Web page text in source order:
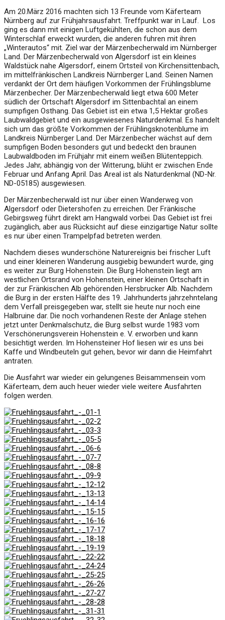
Am 20.März 2016 machten sich 13 Freunde vom Käferteam
Nürnberg auf zur Frühjahrsausfahrt. Treffpunkt war in Lauf. Los
ging es dann mit einigen Luftgekühlten, die schon aus dem
Winterschlaf erweckt wurden, die anderen fuhren mit ihren
„Winterautos“ mit. Ziel war der Märzenbecherwald im Nürnberger
Land. Der Märzenbecherwald von Algersdorf ist ein kleines
Waldstück nahe Algersdorf, einem Ortsteil von Kirchensittenbach,
im mittelfränkischen Landkreis Nürnberger Land. Seinen Namen
verdankt der Ort dem häufigen Vorkommen der Frühlingsblume
Märzenbecher. Der Märzenbecherwald liegt etwa 600 Meter
südlich der Ortschaft Algersdorf im Sittenbachtal an einem
sumpfigen Osthang. Das Gebiet ist ein etwa 1,5 Hektar großes
Laubwaldgebiet und ein ausgewiesenes Naturdenkmal. Es handelt
sich um das größte Vorkommen der Frühlingsknotenblume im
Landkreis Nürnberger Land. Der Märzenbecher wächst auf dem
sumpfigen Boden besonders gut und bedeckt den braunen
Laubwaldboden im Frühjahr mit einem weißen Blütenteppich.
Jedes Jahr, abhängig von der Witterung, blüht er zwischen Ende
Februar und Anfang April. Das Areal ist als Naturdenkmal (ND-Nr.
ND-05185) ausgewiesen.
Der Märzenbecherwald ist nur über einen Wanderweg von
Algersdorf oder Dietershofen zu erreichen. Der Fränkische
Gebirgsweg führt direkt am Hangwald vorbei. Das Gebiet ist frei
zugänglich, aber aus Rücksicht auf diese einzigartige Natur sollte
es nur über einen Trampelpfad betreten werden.
Nachdem dieses wunderschöne Naturereignis bei frischer Luft
und einer kleineren Wanderung ausgiebig bewundert wurde, ging
es weiter zur Burg Hohenstein. Die Burg Hohenstein liegt am
westlichen Ortsrand von Hohenstein, einer kleinen Ortschaft in
der zur Fränkischen Alb gehörenden Hersbrucker Alb. Nachdem
die Burg in der ersten Hälfte des 19. Jahrhunderts jahrzehntelang
dem Verfall preisgegeben war, stellt sie heute nur noch eine
Halbruine dar. Die noch vorhandenen Reste der Anlage stehen
jetzt unter Denkmalschutz, die Burg selbst wurde 1983 vom
Verschönerungsverein Hohenstein e. V. erworben und kann
besichtigt werden. Im Hohensteiner Hof liesen wir es uns bei
Kaffe und Windbeuteln gut gehen, bevor wir dann die Heimfahrt
antraten.
Die Ausfahrt war wieder ein gelungenes Beisammensein vom
Käferteam, dem auch heuer wieder viele weitere Ausfahrten
folgen werden.